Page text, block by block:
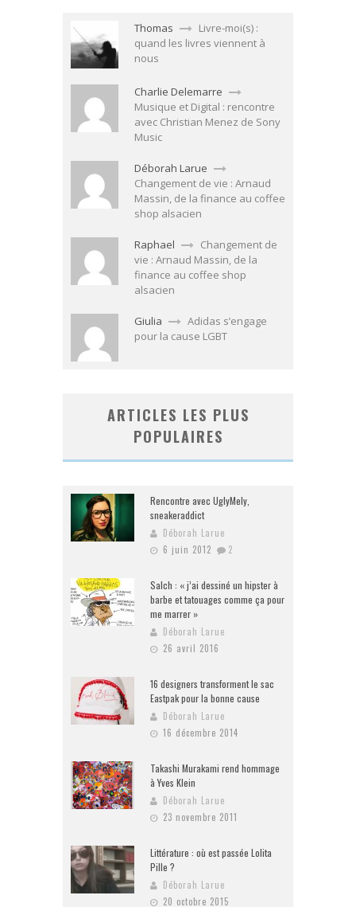
Thomas
Livre-moi(s) :
quand les livres viennent à
nous
Charlie Delemarre
Musique et Digital : rencontre
avec Christian Menez de Sony
Music
Déborah Larue
Changement de vie : Arnaud
Massin, de la finance au coffee
shop alsacien
Raphael
Changement de
vie : Arnaud Massin, de la
finance au coffee shop
alsacien
Giulia
Adidas s’engage
pour la cause LGBT
ARTICLES LES PLUS
POPULAIRES
Rencontre avec UglyMely,
sneakeraddict
Déborah Larue
6 juin 2012
2
Salch : « j’ai dessiné un hipster à
barbe et tatouages comme ça pour
me marrer »
Déborah Larue
26 avril 2016
16 designers transforment le sac
Eastpak pour la bonne cause
Déborah Larue
16 décembre 2014
Takashi Murakami rend hommage
à Yves Klein
Déborah Larue
23 novembre 2011
Littérature : où est passée Lolita
Pille ?
Déborah Larue
20 octobre 2015